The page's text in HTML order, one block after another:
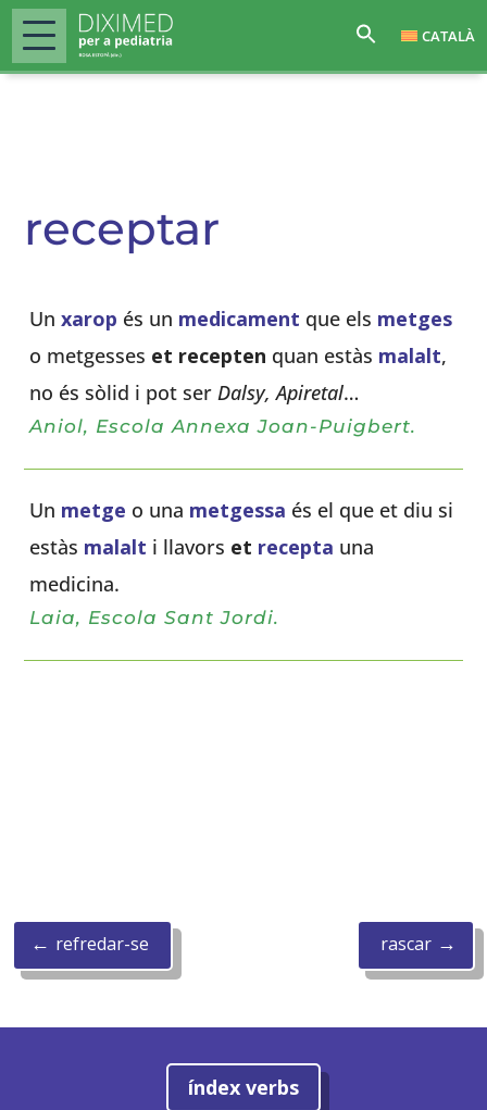
CATALÀ
receptar
Un xarop és un medicament que els metges
o metgesses et recepten quan estàs malalt,
no és sòlid i pot ser Dalsy, Apiretal…
Aniol, Escola Annexa Joan-Puigbert.
Un metge o una metgessa és el que et diu si
estàs malalt i llavors et recepta una
medicina.
Laia, Escola Sant Jordi.
← refredar-se rascar →
índex verbs